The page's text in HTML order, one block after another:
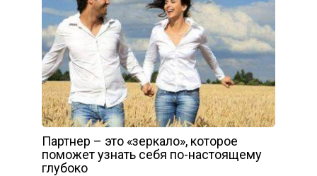
Партнер – это «зеркало», которое
поможет узнать себя по-настоящему
глубоко